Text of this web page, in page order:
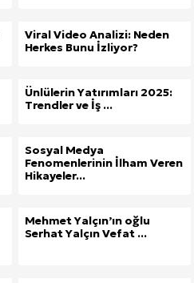
Viral Video Analizi: Neden
Herkes Bunu İzliyor?
Ünlülerin Yatırımları 2025:
Trendler ve İş ...
Sosyal Medya
Fenomenlerinin İlham Veren
Hikayeler...
Mehmet Yalçın’ın oğlu
Serhat Yalçın Vefat ...